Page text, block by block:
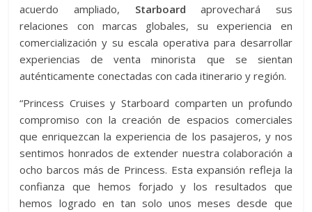
acuerdo ampliado, Starboard aprovechará sus
relaciones con marcas globales, su experiencia en
comercialización y su escala operativa para desarrollar
experiencias de venta minorista que se sientan
auténticamente conectadas con cada itinerario y región.
“Princess Cruises y Starboard comparten un profundo
compromiso con la creación de espacios comerciales
que enriquezcan la experiencia de los pasajeros, y nos
sentimos honrados de extender nuestra colaboración a
ocho barcos más de Princess. Esta expansión refleja la
confianza que hemos forjado y los resultados que
hemos logrado en tan solo unos meses desde que